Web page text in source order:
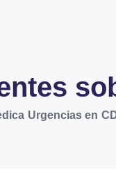
Urgencias en